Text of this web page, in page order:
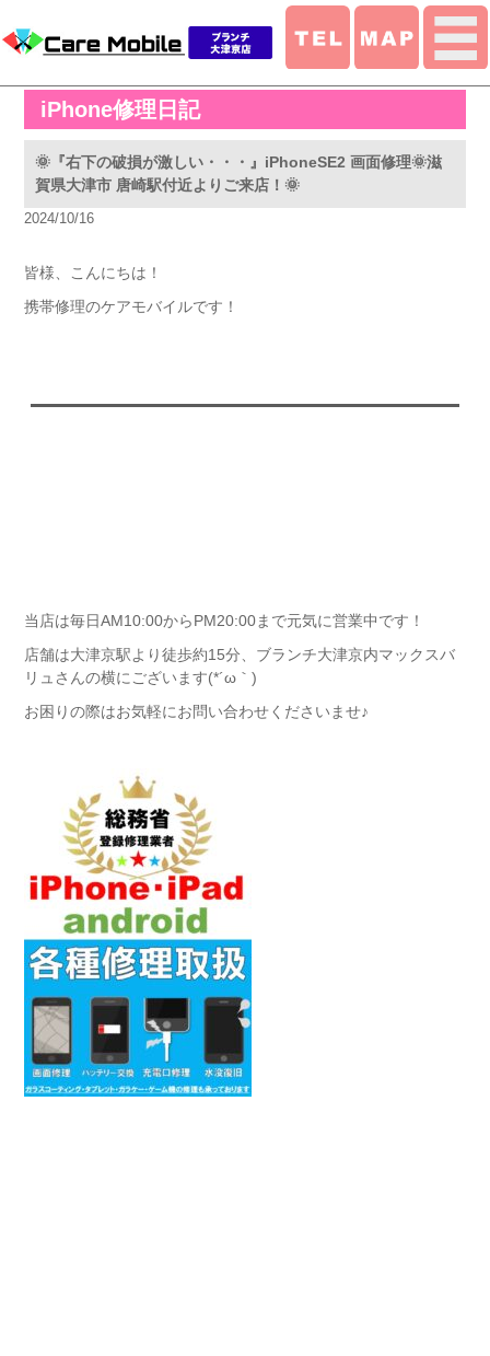
iPhone修理日記
🌞『右下の破損が激しい・・・』iPhoneSE2 画面修理🌞滋
賀県大津市 唐崎駅付近よりご来店！🌞
2024/10/16
皆様、こんにちは！
携帯修理のケアモバイルです！
当店は毎日AM10:00からPM20:00まで元気に営業中です！
店舗は大津京駅より徒歩約15分、ブランチ大津京内マックスバ
リュさんの横にございます(*´ω｀)
お困りの際はお気軽にお問い合わせくださいませ♪